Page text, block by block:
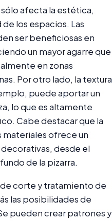
afecta la estética,
los espacios. Las
ser beneficiosas en
un mayor agarre que
en zonas
Por otro lado, la textura
puede aportar un
lo que es altamente
Cabe destacar que la
materiales ofrece un
desde el
de la pizarra.
corte y tratamiento de
las posibilidades de
pueden crear patrones y